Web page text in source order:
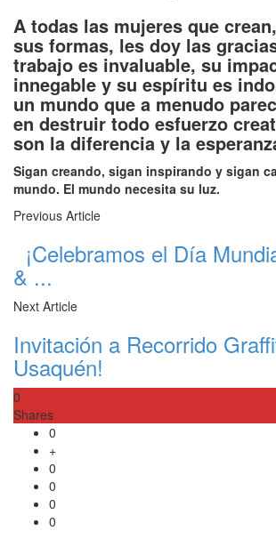
A todas las mujeres que
sus formas, les doy las
trabajo es invaluable, su
innegable y su espíritu es
un mundo que a menudo
en destruir todo esfuerzo
son la diferencia y la
Sigan creando, sigan inspirando y sigan
mundo. El mundo necesita su luz.
Previous Article
¡Celebramos el Día
& ...
Next Article
Invitación a Recorrido
Usaquén!
0
Shares
0
+
0
0
0
0